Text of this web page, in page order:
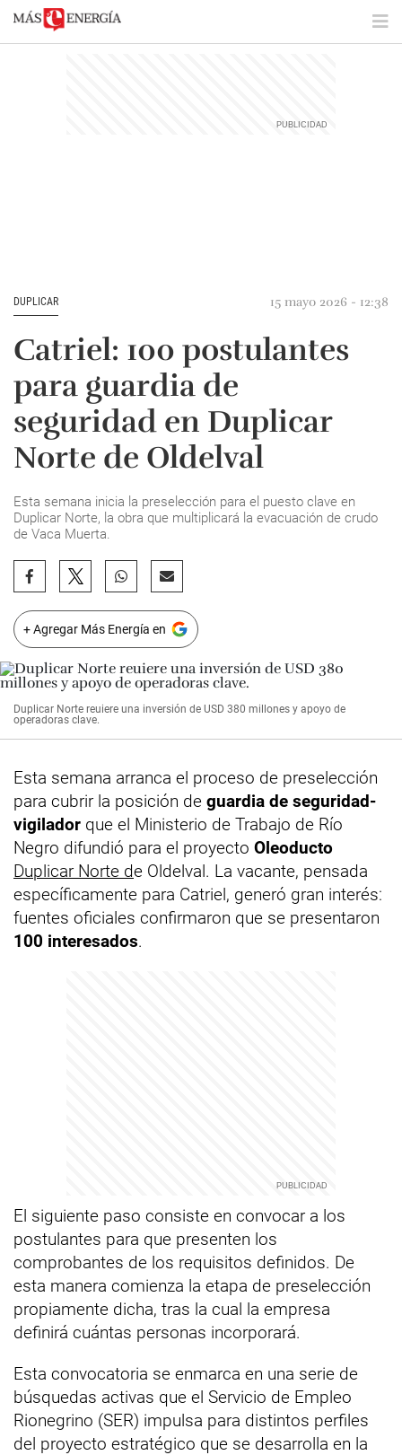
DUPLICAR 15 mayo 2026 - 12:38
Catriel: 100 postulantes
para guardia de
seguridad en Duplicar
Norte de Oldelval
Esta semana inicia la preselección para el puesto clave en
Duplicar Norte, la obra que multiplicará la evacuación de crudo
de Vaca Muerta.
+ Agregar Más Energía en
Duplicar Norte reuiere una inversión de USD 380 millones y apoyo de
operadoras clave.
Esta semana arranca el proceso de preselección
para cubrir la posición de guardia de seguridad-
vigilador que el Ministerio de Trabajo de Río
Negro difundió para el proyecto Oleoducto
Duplicar Norte de Oldelval. La vacante, pensada
específicamente para Catriel, generó gran interés:
fuentes oficiales confirmaron que se presentaron
100 interesados.
El siguiente paso consiste en convocar a los
postulantes para que presenten los
comprobantes de los requisitos definidos. De
esta manera comienza la etapa de preselección
propiamente dicha, tras la cual la empresa
definirá cuántas personas incorporará.
Esta convocatoria se enmarca en una serie de
búsquedas activas que el Servicio de Empleo
Rionegrino (SER) impulsa para distintos perfiles
del proyecto estratégico que se desarrolla en la